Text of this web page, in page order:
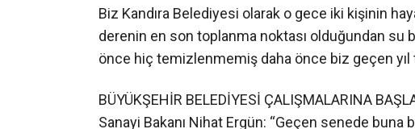
BÜYÜKŞEHİR BELEDİYESİ ÇALIŞMALARINA
Sanayi Bakanı Nihat Ergün: “Geçen senede buna
ihmaller karşısında büyük sorunlar çıkartabiliyor.
mevkiinde büyük bir sıkıntı yaşanmıştır.
Belediyesi sorun oluşacak noktaları tespit ederek